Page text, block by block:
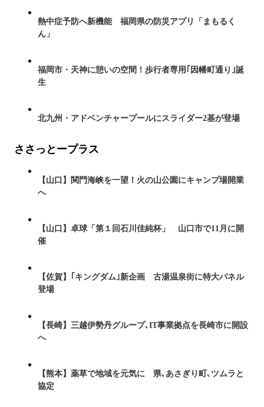
熱中症予防へ新機能 福岡県の防災アプリ「まもるく
ん」
福岡市・天神に憩いの空間！歩行者専用｢因幡町通り｣誕
生
北九州・アドベンチャープールにスライダー2基が登場
ささっとープラス
【山口】関門海峡を一望！火の山公園にキャンプ場開業
へ
【山口】卓球「第１回石川佳純杯」 山口市で11月に開
催
【佐賀】｢キングダム｣新企画 古湯温泉街に特大パネル
登場
【長崎】三越伊勢丹グループ､IT事業拠点を長崎市に開設
へ
【熊本】薬草で地域を元気に 県､あさぎり町､ツムラと
協定